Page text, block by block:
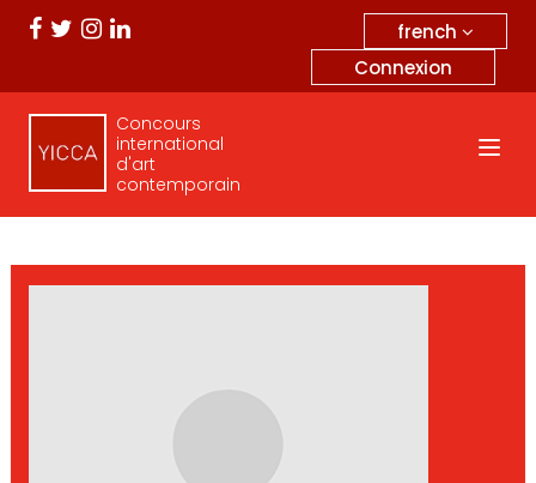
french
Connexion
Concours
international
d'art
contemporain